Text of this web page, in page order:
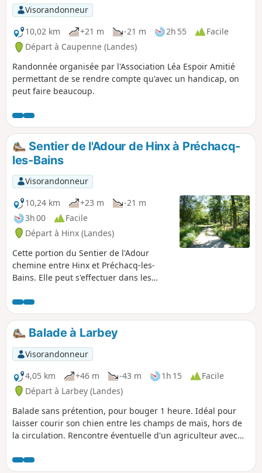
Visorandonneur
10,02 km
+21 m -21 m 2h 55
Facile
Départ à Caupenne (Landes)
Randonnée organisée par l'Association Léa Espoir Amitié
permettant de se rendre compte qu'avec un handicap, on
peut faire beaucoup.
Sentier de l'Adour de Hinx à Préchacq-
les-Bains
Visorandonneur
10,24 km
+23 m
-21 m
3h 00
Facile
Départ à Hinx (Landes)
Cette portion du Sentier de l'Adour
chemine entre Hinx et Préchacq-les-
Bains. Elle peut s'effectuer dans les
simple, dans ce cas il est nécessaire de
s'organiser à deux véhicules.
Balade à Larbey
Visorandonneur
4,05 km
+46 m -43 m 1h 15
Facile
Départ à Larbey (Landes)
Balade sans prétention, pour bouger 1 heure. Idéal pour
laisser courir son chien entre les champs de maïs, hors de
la circulation. Rencontre éventuelle d'un agriculteur avec